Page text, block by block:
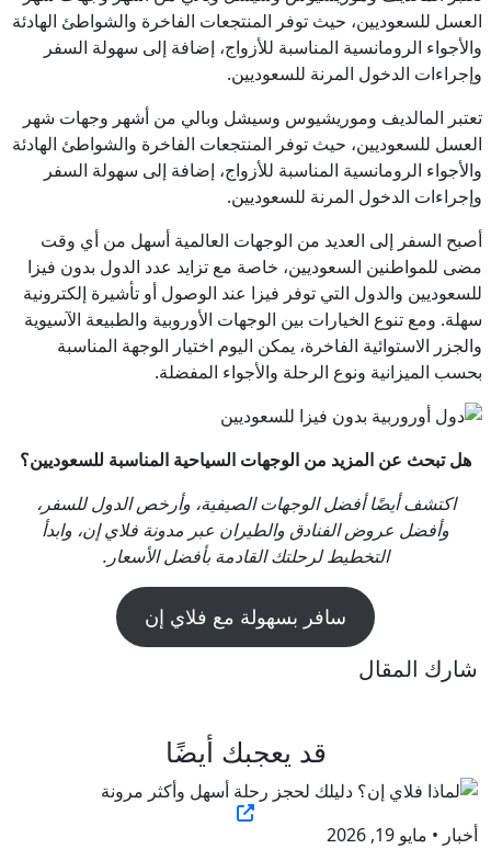
العسل للسعوديين، حيث توفر المنتجعات الفاخرة والشواطئ الهادئة
والأجواء الرومانسية المناسبة للأزواج، إضافة إلى سهولة السفر
وإجراءات الدخول المرنة للسعوديين.
تعتبر المالديف وموريشيوس وسيشل وبالي من أشهر وجهات شهر
العسل للسعوديين، حيث توفر المنتجعات الفاخرة والشواطئ الهادئة
والأجواء الرومانسية المناسبة للأزواج، إضافة إلى سهولة السفر
وإجراءات الدخول المرنة للسعوديين.
أصبح السفر إلى العديد من الوجهات العالمية أسهل من أي وقت
مضى للمواطنين السعوديين، خاصة مع تزايد عدد الدول بدون فيزا
للسعوديين والدول التي توفر فيزا عند الوصول أو تأشيرة إلكترونية
سهلة. ومع تنوع الخيارات بين الوجهات الأوروبية والطبيعة الآسيوية
والجزر الاستوائية الفاخرة، يمكن اليوم اختيار الوجهة المناسبة
بحسب الميزانية ونوع الرحلة والأجواء المفضلة.
هل تبحث عن المزيد من الوجهات السياحية المناسبة للسعوديين؟
اكتشف أيضًا أفضل الوجهات الصيفية، وأرخص الدول للسفر،
وأفضل عروض الفنادق والطيران عبر مدونة فلاي إن، وابدأ
التخطيط لرحلتك القادمة بأفضل الأسعار.
سافر بسهولة مع فلاي إن
شارك المقال
قد يعجبك أيضًا
أخبار • مايو 19, 2026